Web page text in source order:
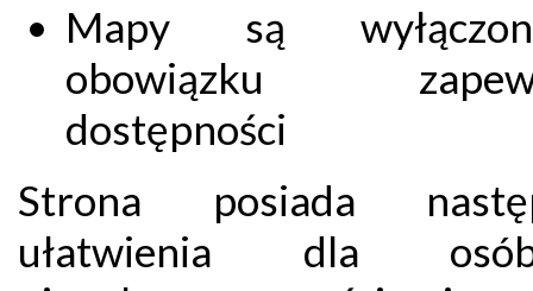
Mapy są
obowiązku
dostępności
Strona posiada
ułatwienia dla